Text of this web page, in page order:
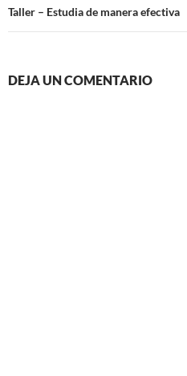
Taller – Estudia de manera efectiva
DEJA UN COMENTARIO